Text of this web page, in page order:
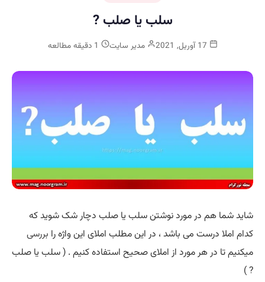
سلب یا صلب ?
مدیر سایت
شاید شما هم در مورد نوشتن سلب یا صلب دچار شک شوید که
کدام املا درست می باشد ، در این مطلب املای این واژه را بررسی
میکنیم تا در هر مورد از املای صحیح استفاده کنیم . ( سلب یا صلب
? )